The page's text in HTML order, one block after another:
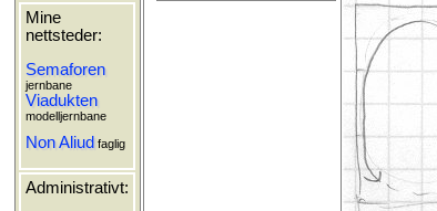
Mine
nettsteder:
Semaforen
jernbane
Viadukten
modelljernbane
Non Aliud faglig
Administrativt: